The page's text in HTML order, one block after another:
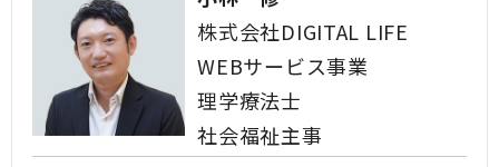
株式会社DIGITAL LIFE
WEBサービス事業
理学療法士
社会福祉主事